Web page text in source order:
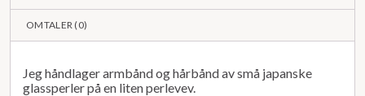
OMTALER (0)
Jeg håndlager armbånd og hårbånd av små japanske
glassperler på en liten perlevev.